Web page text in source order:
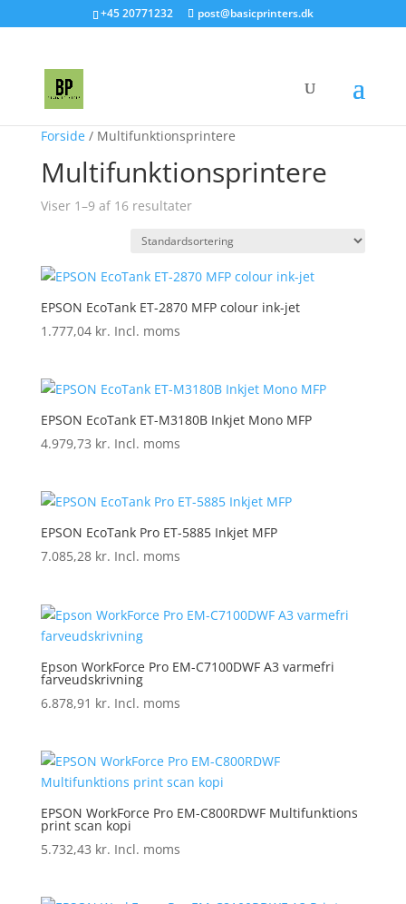
+45 20771232 post@basicprinters.dk
Forside/ Multifunktionsprintere
Multifunktionsprintere
Viser 1–9 af 16 resultater
EPSON EcoTank ET-2870 MFP colour ink-jet
1.777,04 kr. Incl. moms
EPSON EcoTank ET-M3180B Inkjet Mono MFP
4.979,73 kr. Incl. moms
EPSON EcoTank Pro ET-5885 Inkjet MFP
7.085,28 kr. Incl. moms
Epson WorkForce Pro EM-C7100DWF A3 varmefri
farveudskrivning
6.878,91 kr. Incl. moms
EPSON WorkForce Pro EM-C800RDWF Multifunktions
print scan kopi
5.732,43 kr. Incl. moms